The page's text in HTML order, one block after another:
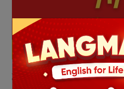
2.3. Nhận biết âm /r/